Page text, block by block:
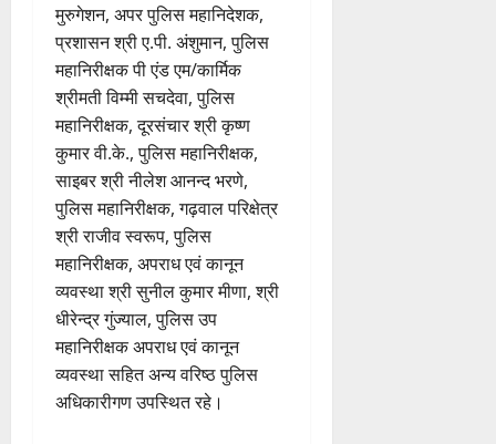
मुरुगेशन, अपर पुलिस महानिदेशक,
प्रशासन श्री ए.पी. अंशुमान, पुलिस
महानिरीक्षक पी एंड एम/कार्मिक
श्रीमती विम्मी सचदेवा, पुलिस
महानिरीक्षक, दूरसंचार श्री कृष्ण
कुमार वी.के., पुलिस महानिरीक्षक,
साइबर श्री नीलेश आनन्द भरणे,
पुलिस महानिरीक्षक, गढ़वाल परिक्षेत्र
श्री राजीव स्वरूप, पुलिस
महानिरीक्षक, अपराध एवं कानून
व्यवस्था श्री सुनील कुमार मीणा, श्री
धीरेन्द्र गुंज्याल, पुलिस उप
महानिरीक्षक अपराध एवं कानून
व्यवस्था सहित अन्य वरिष्ठ पुलिस
अधिकारीगण उपस्थित रहे।